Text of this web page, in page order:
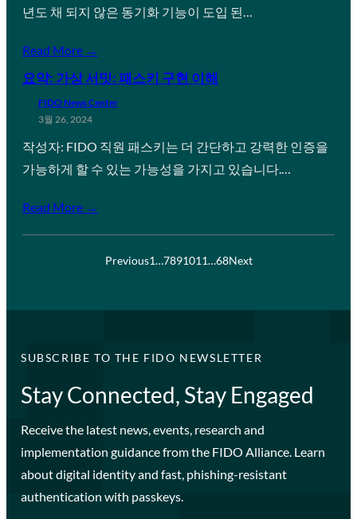
년도 채 되지 않은 동기화 기능이 도입 된…
Read More →
요약: 가상 서밋: 패스키 구현 이해
FIDO News Center
3월 26, 2024
작성자: FIDO 직원 패스키는 더 간단하고 강력한 인증을
가능하게 할 수 있는 가능성을 가지고 있습니다.…
Read More →
Previous1…7891011…68Next
SUBSCRIBE TO THE FIDO NEWSLETTER
Stay Connected, Stay Engaged
Receive the latest news, events, research and
implementation guidance from the FIDO Alliance. Learn
about digital identity and fast, phishing-resistant
authentication with passkeys.